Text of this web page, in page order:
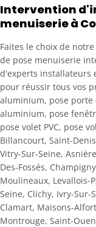
Intervention
menuiserie à
Faites le choix de
de pose menuiserie
d'experts installateurs
pour réussir tous vos
aluminium, pose porte
aluminium, pose
pose volet PVC, pose
Billancourt, Saint-
Vitry-Sur-Seine,
Des-Fossés,
Moulineaux, Levallois-
Seine, Clichy, Ivry-Sur-
Clamart, Maisons-
Montrouge, Saint-